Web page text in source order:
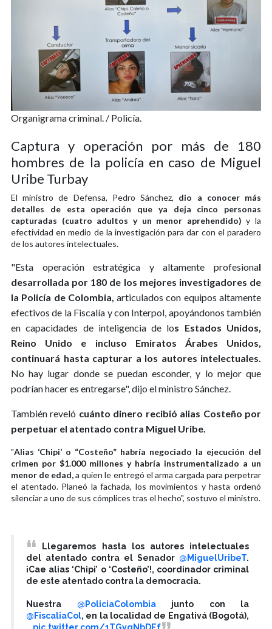
Organigrama criminal. / Policía.
Captura y operación por más de 180
hombres de la policía en caso de Miguel
Uribe Turbay
El ministro de Defensa, Pedro Sánchez, dio a conocer más
detalles de esta operación que ya deja cinco personas
capturadas (cuatro adultos y un menor aprehendido)y la
efectividad en medio de la investigación para dar con el paradero
de los autores intelectuales.
"Esta operación estratégica y altamente profesional
desarrollada por 180 de los mejores investigadores de
la Policía de Colombia,articulados con equipos altamente
efectivos de la Fiscalía y con Interpol, apoyándonos también
en capacidades de inteligencia de los Estados Unidos,
Reino Unido e incluso Emiratos Árabes Unidos,
continuará hasta capturar a los autores intelectuales.
No hay lugar donde se puedan esconder, y lo mejor que
podrían hacer es entregarse", dijo el ministro Sánchez.
También reveló cuánto dinero recibió alias Costeño por
perpetuar el atentado contra Miguel Uribe.
"Alias ‘Chipi’ o “Costeño” habría negociado la ejecución del
crimen por $1.000 millones y habría instrumentalizado a un
menor de edad,a quien le entregó el arma cargada para perpetrar
el atentado. Planeó la fachada, los movimientos y hasta ordenó
silenciar a uno de sus cómplices tras el hecho", sostuvo el ministro.
Llegaremos hasta los autores intelectuales
del atentado contra el Senador @MiguelUribeT.
¡Cae alias ‘Chipi’ o ‘Costeño’!, coordinador criminal
de este atentado contra la democracia.
Nuestra @PoliciaColombiajunto con la
@FiscaliaCol, en la localidad de Engativá (Bogotá),